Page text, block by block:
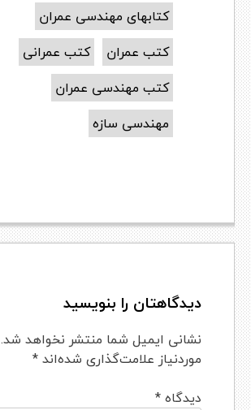
کتابهای مهندسی عمران
کتب عمران
کتب عمرانی
کتب مهندسی عمران
مهندسی سازه
دیدگاهتان را بنویسید
نشانی ایمیل شما منتشر نخواهد شد.
موردنیاز علامت‌گذاری شده‌اند*
دیدگاه*